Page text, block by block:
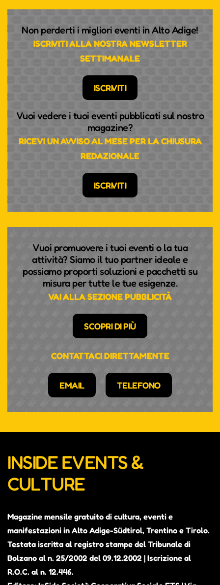
Non perderti i migliori eventi in Alto Adige!
ISCRIVITI ALLA NOSTRA NEWSLETTER
SETTIMANALE
ISCRIVITI
Vuoi vedere i tuoi eventi pubblicati sul nostro
magazine?
RICEVI UN AVVISO AL MESE PER LA CHIUSURA
REDAZIONALE
ISCRIVITI
Vuoi promuovere i tuoi eventi o la tua
attività? Siamo il tuo partner ideale e
possiamo proporti soluzioni e pacchetti su
misura per tutte le tue esigenze.
VAI ALLA SEZIONE PUBBLICITÀ
SCOPRI DI PIÙ
CONTATTACI DIRETTAMENTE
EMAIL TELEFONO
INSIDE EVENTS &
CULTURE
Magazine mensile gratuito di cultura, eventi e
manifestazioni in Alto Adige-Südtirol, Trentino e Tirolo.
Testata iscritta al registro stampe del Tribunale di
Bolzano al n. 25/2002 del 09.12.2002 | Iscrizione al
R.O.C. al n. 12.446.